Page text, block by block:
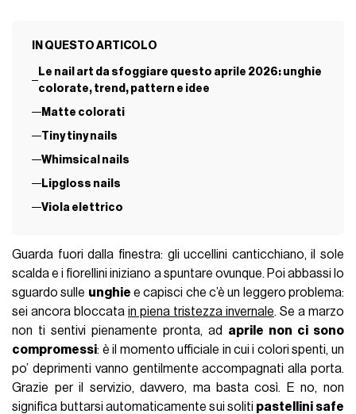
IN QUESTO ARTICOLO
Le nail art da sfoggiare questo aprile 2026: unghie
colorate, trend, pattern e idee
Matte colorati
Tiny tiny nails
Whimsical nails
Lipgloss nails
Viola elettrico
Guarda fuori dalla finestra: gli uccellini canticchiano, il sole
scalda e i fiorellini iniziano a spuntare ovunque. Poi abbassi lo
sguardo sulle unghie e capisci che c’è un leggero problema:
sei ancora bloccatain piena tristezza invernale. Se a marzo
non ti sentivi pienamente pronta, ad aprile non ci sono
compromessi: è il momento ufficiale in cui i colori spenti, un
po’ deprimenti vanno gentilmente accompagnati alla porta.
Grazie per il servizio, davvero, ma basta così. E no, non
significa buttarsi automaticamente sui soliti pastellini safe